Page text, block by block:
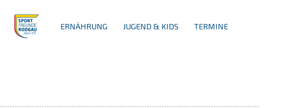
ERNÄHRUNG JUGEND & KIDS TERMINE